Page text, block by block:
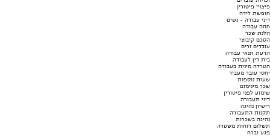
פיצויי פיטורין
חופשת לידה
דיני עבודה - נשים
חוזה עבודה
הלנת שכר
הסכם קיבוצי
עובדים זרים
הרעת תנאי עבודה
בית דין לעבודה
הטרדה מינית בעבודה
יחסי עובד מעביד
שעות נוספות
שכר מינימום
שימוע לפני פיטורין
דיני תעבורה
רישיון נהיגה
תקנות התעבורה
נהיגה בשכרות
תשלום דוחות משטרה
פגע וברח